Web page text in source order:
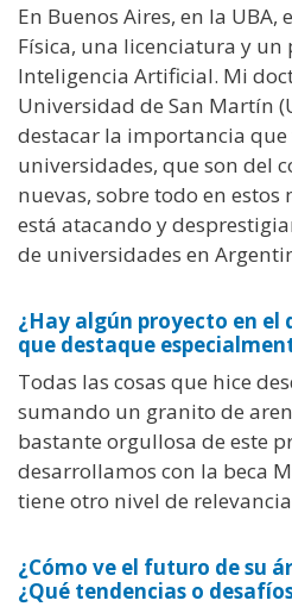
En Buenos Aires, en la UBA,
Física, una licenciatura y un
Inteligencia Artificial. Mi
Universidad de San Martín
destacar la importancia que
universidades, que son del
nuevas, sobre todo en estos
está atacando y
de universidades en
¿Hay algún proyecto en
que destaque
Todas las cosas que hice
sumando un granito de
bastante orgullosa de este
desarrollamos con la beca
tiene otro nivel de
¿Cómo ve el futuro de su
¿Qué tendencias o